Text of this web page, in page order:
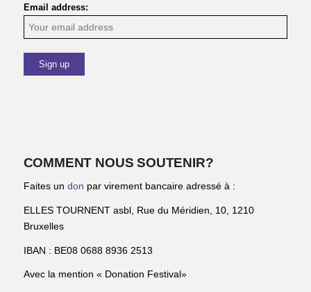
Email address:
COMMENT NOUS SOUTENIR?
Faites un don par virement bancaire adressé à :
ELLES TOURNENT asbl, Rue du Méridien, 10, 1210
Bruxelles
IBAN : BE08 0688 8936 2513
Avec la mention « Donation Festival»